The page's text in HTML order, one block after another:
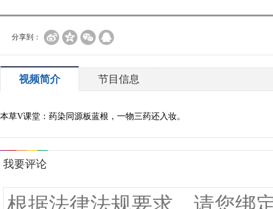
分享到：
视频简介 节目信息
本草V课堂：药染同源板蓝根，一物三药还入妆。